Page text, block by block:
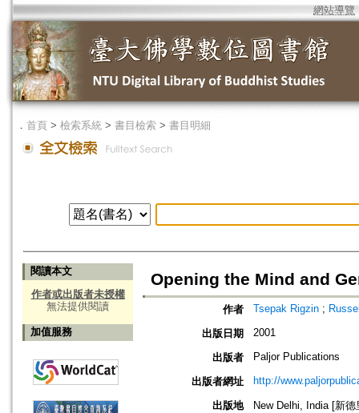
網站導覽
． 首頁 > 檢索系統 > 書目檢索 > 書目明細
閱讀本文
作者或出版者未授權
無法提供閱讀
加值服務
Opening the Mind and
作者 Tsepak Rigzin ;
出版日期 2001
出版者 Paljor Publications
出版者網址 http://
出版地
New Delhi, India [新